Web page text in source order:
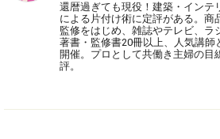
還暦過ぎても現役！建築・インテ
による片付け術に定評がある。商
監修をはじめ、雑誌やテレビ、ラ
著書・監修書20冊以上、人気講師
開催。プロとして共働き主婦の目
評。